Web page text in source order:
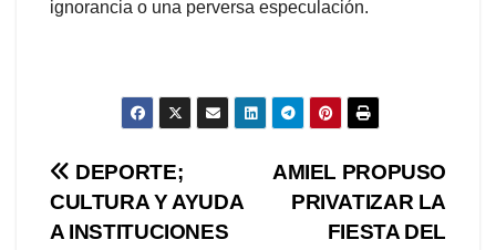
ignorancia o una perversa especulación.
Navegación
de
AMIEL PROPUSO
PRIVATIZAR LA
FIESTA DEL
DEPORTE;
CULTURA Y AYUDA
A INSTITUCIONES